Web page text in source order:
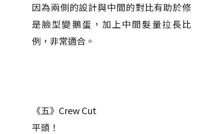
因為兩側的設計與中間的對比有助於修
是臉型變鵝蛋，加上中間髮量拉長比
例，非常適合。
《五》Crew Cut
平頭！